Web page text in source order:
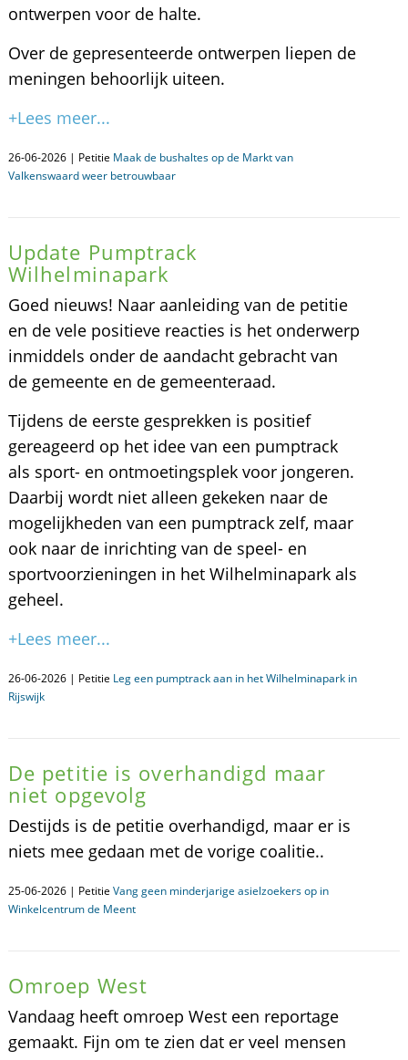
ontwerpen voor de halte.
Over de gepresenteerde ontwerpen liepen de
meningen behoorlijk uiteen.
+Lees meer...
26-06-2026 | Petitie Maak de bushaltes op de Markt van
Valkenswaard weer betrouwbaar
Update Pumptrack
Wilhelminapark
Goed nieuws! Naar aanleiding van de petitie
en de vele positieve reacties is het onderwerp
inmiddels onder de aandacht gebracht van
de gemeente en de gemeenteraad.
Tijdens de eerste gesprekken is positief
gereageerd op het idee van een pumptrack
als sport- en ontmoetingsplek voor jongeren.
Daarbij wordt niet alleen gekeken naar de
mogelijkheden van een pumptrack zelf, maar
ook naar de inrichting van de speel- en
sportvoorzieningen in het Wilhelminapark als
geheel.
+Lees meer...
26-06-2026 | Petitie Leg een pumptrack aan in het Wilhelminapark in
Rijswijk
De petitie is overhandigd maar
niet opgevolg
Destijds is de petitie overhandigd, maar er is
niets mee gedaan met de vorige coalitie..
25-06-2026 | Petitie Vang geen minderjarige asielzoekers op in
Winkelcentrum de Meent
Omroep West
Vandaag heeft omroep West een reportage
gemaakt. Fijn om te zien dat er veel mensen